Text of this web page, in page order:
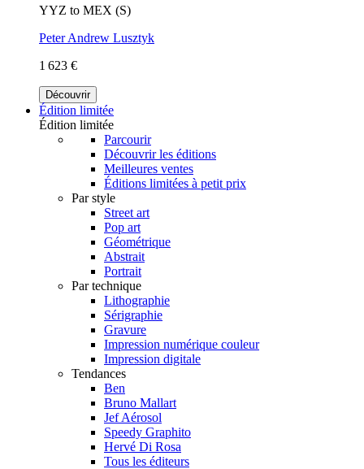
YYZ to MEX (S)
Peter Andrew Lusztyk
1 623 €
Découvrir
Édition limitée
Édition limitée
Parcourir
Découvrir les éditions
Meilleures ventes
Éditions limitées à petit prix
Par style
Street art
Pop art
Géométrique
Abstrait
Portrait
Par technique
Lithographie
Sérigraphie
Gravure
Impression numérique couleur
Impression digitale
Tendances
Ben
Bruno Mallart
Jef Aérosol
Speedy Graphito
Hervé Di Rosa
Tous les éditeurs